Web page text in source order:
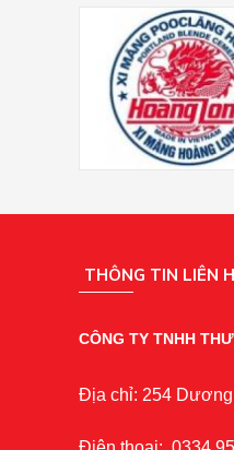
THÔNG TIN LIÊN
CÔNG TY TNHH
Địa chỉ: 254